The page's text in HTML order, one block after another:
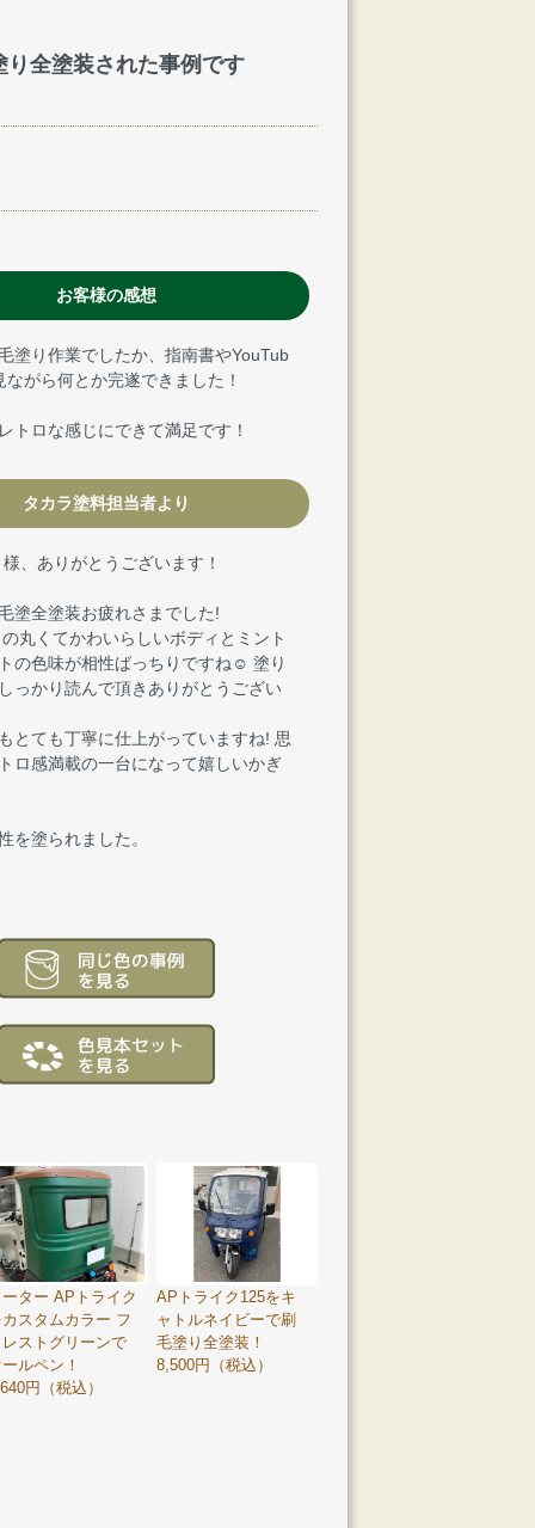
全塗装された事例です
お客様の感想
塗り作業でしたか、指南書やYouTub
ながら何とか完遂できました！
トロな感じにできて満足です！
タカラ塗料担当者より
、ありがとうございます！
塗全塗装お疲れさまでした!
丸くてかわいらしいボディとミント
の色味が相性ばっちりですね☺ 塗り
っかり読んで頂きありがとうござい
とても丁寧に仕上がっていますね! 思
ロ感満載の一台になって嬉しいかぎ
を塗られました。
ター APトライク
スタムカラー フ
ストグリーンで
ルペン！
円（税込）
APトライク125をキ
ャトルネイビーで刷
毛塗り全塗装！
8,500円（税込）